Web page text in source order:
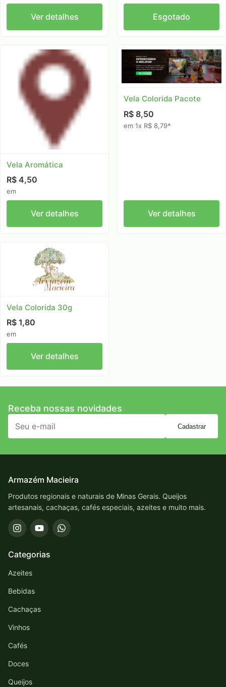
Ver detalhes Esgotado
Vela Aromática
R$ 4,50
em
Ver detalhes
Vela Colorida Pacote
R$ 8,50
em 1x R$ 8,79*
Ver detalhes
Vela Colorida 30g
R$ 1,80
em
Ver detalhes
Receba nossas novidades
Cadastrar
Armazém Macieira
Produtos regionais e naturais de Minas Gerais. Queijos
artesanais, cachaças, cafés especiais, azeites e muito mais.
Categorias
Azeites
Bebidas
Cachaças
Vinhos
Cafés
Doces
Queijos